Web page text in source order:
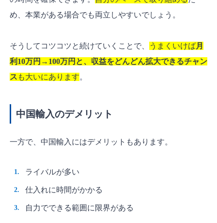
め、本業がある場合でも両立しやすいでしょう。
そうしてコツコツと続けていくことで、 うまくいけば月
利10万円→100万円と、収益をどんどん拡大できるチャン
ス も大いにあります。
中国輸入のデメリット
一方で、中国輸入にはデメリットもあります。
ライバルが多い
仕入れに時間がかかる
自力でできる範囲に限界がある